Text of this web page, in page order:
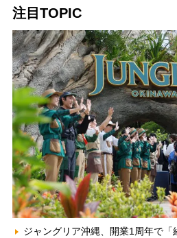
注目TOPIC
ジャングリア沖縄、開業1周年で